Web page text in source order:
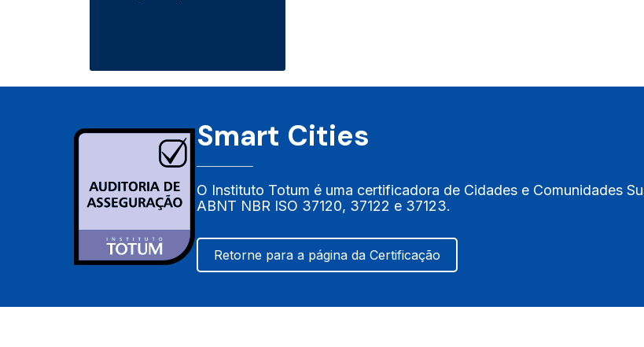
Smart Cities
O Instituto Totum é uma certificadora de Cidades e Comunidades
ABNT NBR ISO 37120, 37122 e 37123.
Retorne para a página da Certificação